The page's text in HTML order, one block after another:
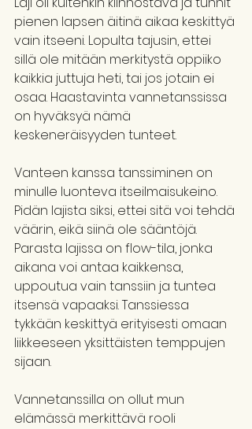
pienen lapsen äitinä aikaa keskittyä
vain itseeni. Lopulta tajusin, ettei
sillä ole mitään merkitystä oppiiko
kaikkia juttuja heti, tai jos jotain ei
osaa. Haastavinta vannetanssissa
on hyväksyä nämä
keskeneräisyyden tunteet.
Vanteen kanssa tanssiminen on
minulle luonteva itseilmaisukeino.
Pidän lajista siksi, ettei sitä voi tehdä
väärin, eikä siinä ole sääntöjä.
Parasta lajissa on flow-tila, jonka
aikana voi antaa kaikkensa,
uppoutua vain tanssiin ja tuntea
itsensä vapaaksi. Tanssiessa
tykkään keskittyä erityisesti omaan
liikkeeseen yksittäisten temppujen
sijaan.
Vannetanssilla on ollut mun
elämässä merkittävä rooli